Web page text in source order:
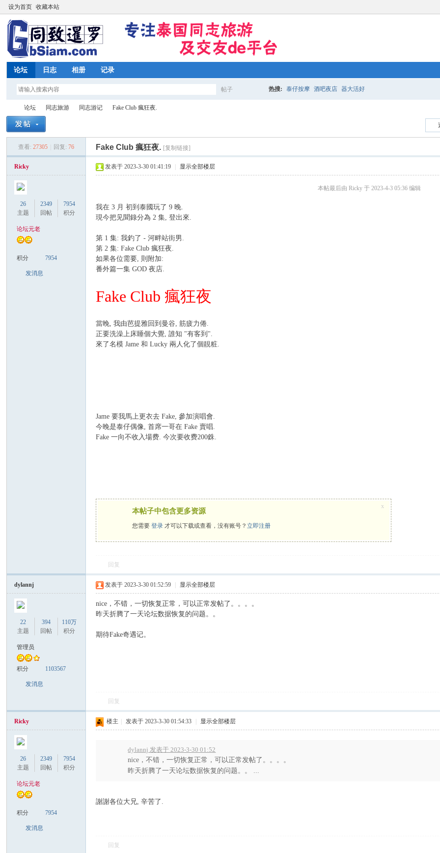
设为首页 收藏本站
论坛 日志 相册 记录
帖子 热搜: 泰仔按摩 酒吧夜店 器大活好
论坛
›
同志旅游
›
同志游记
›
Fake Club 瘋狂夜.
查看: 27305 回复: 76 Fake Club 瘋狂夜. [复制链接]
Ricky
26
主题
2349
回帖
7954
积分
论坛元老
积分 7954
发消息
发表于 2023-3-30 01:41:19 显示全部楼层
本帖最后由 Ricky 于 2023-4-3 05:36 编辑
我在 3 月 初到泰國玩了 9 晚.
現今把见聞錄分為 2 集, 登出來.
第 1 集: 我釣了 - 河畔站街男.
第 2 集: Fake Club 瘋狂夜.
如果各位需要, 則附加:
番外篇一集 GOD 夜店.
Fake Club 瘋狂夜
當晚, 我由芭提雅回到曼谷, 筋疲力倦.
正要洗澡上床睡個大覺, 誰知 "有客到".
來了名模 Jame 和 Lucky 兩人化了個靚粧.
Jame 要我馬上更衣去 Fake, 參加演唱會.
今晚是泰仔偶像, 首席一哥在 Fake 賣唱.
Fake 一向不收入場费. 今次要收费200銖.
本帖子中包含更多资源
您需要登录 才可以下载或查看，没有账号？立即注册
x
回复
dylannj
22
主题
394
回帖
110万
积分
管理员
积分 1103567
发消息
发表于 2023-3-30 01:52:59 显示全部楼层
nice，不错，一切恢复正常，可以正常发帖了。。。。
昨天折腾了一天论坛数据恢复的问题。。
期待Fake奇遇记。
回复
Ricky
26
主题
2349
回帖
7954
积分
论坛元老
积分 7954
发消息
楼主 发表于 2023-3-30 01:54:33 显示全部楼层
dylannj 发表于 2023-3-30 01:52
nice，不错，一切恢复正常，可以正常发帖了。。。。
昨天折腾了一天论坛数据恢复的问题。。 ...
謝謝各位大兄, 辛苦了.
回复